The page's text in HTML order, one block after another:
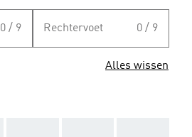
0 / 9 Rechtervoet 0 / 9
Alles wissen